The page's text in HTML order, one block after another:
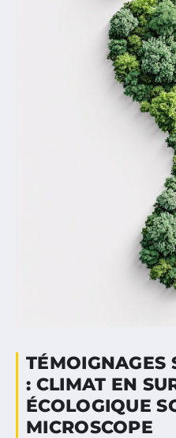
TÉMOIGNAGES
: CLIMAT EN
ÉCOLOGIQUE
MICROSCOPE